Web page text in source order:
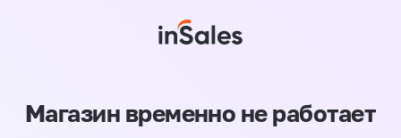
Магазин временно не работает